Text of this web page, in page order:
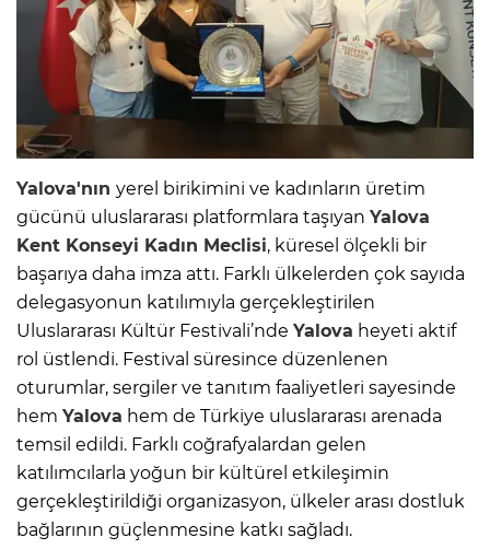
Yalova'nın yerel birikimini ve kadınların üretim
gücünü uluslararası platformlara taşıyan Yalova
Kent Konseyi Kadın Meclisi, küresel ölçekli bir
başarıya daha imza attı. Farklı ülkelerden çok sayıda
delegasyonun katılımıyla gerçekleştirilen
Uluslararası Kültür Festivali’nde Yalova heyeti aktif
rol üstlendi. Festival süresince düzenlenen
oturumlar, sergiler ve tanıtım faaliyetleri sayesinde
hem Yalova hem de Türkiye uluslararası arenada
temsil edildi. Farklı coğrafyalardan gelen
katılımcılarla yoğun bir kültürel etkileşimin
gerçekleştirildiği organizasyon, ülkeler arası dostluk
bağlarının güçlenmesine katkı sağladı.